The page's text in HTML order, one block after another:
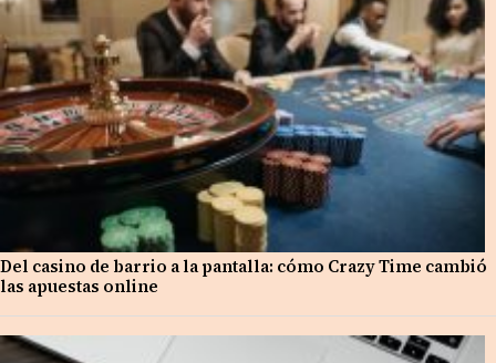
Del casino de barrio a la pantalla: cómo Crazy Time cambió
las apuestas online